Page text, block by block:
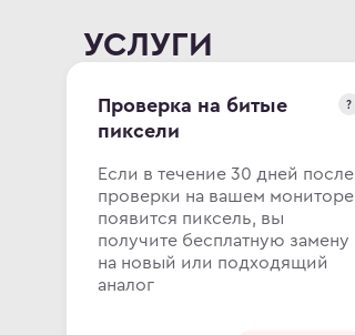
УСЛУГИ
Проверка на битые
пиксели
?
Если в течение 30 дней после
проверки на вашем мониторе
появится пиксель, вы
получите бесплатную замену
на новый или подходящий
аналог